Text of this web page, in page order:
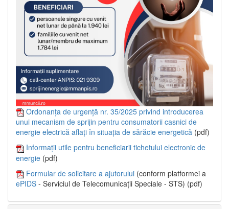
Ordonanța de urgență nr. 35/2025 privind introducerea
unui mecanism de sprijin pentru consumatorii casnici de
energie electrică aflați în situația de sărăcie energetică (pdf)
Informații utile pentru beneficiarii tichetului electronic de
energie (pdf)
Formular de solicitare a ajutorului (conform platformei a
ePIDS - Serviciul de Telecomunicații Speciale - STS) (pdf)